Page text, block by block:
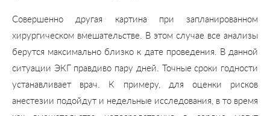
Совершенно другая картина при запланированном
хирургическом вмешательстве. В этом случае все анализы
берутся максимально близко к дате проведения. В данной
ситуации ЭКГ правдиво пару дней. Точные сроки годности
устанавливает врач. К примеру, для оценки рисков
анестезии подойдут и недельные исследования, в то время